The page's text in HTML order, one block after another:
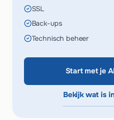
SSL
Back-ups
Technisch beheer
Start met je
Bekijk wat is